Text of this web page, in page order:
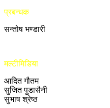
प्रबन्धक
सन्तोष भण्डारी
मल्टीमिडिया
आदित गौतम
सुजित पुडासैनी
सुभाष श्रेष्ठ